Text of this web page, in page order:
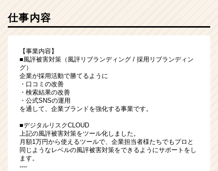
仕事内容
【事業内容】
■風評被害対策（風評リブランディング / 採用リブランディン
グ）
企業が採用活動で勝てるように
・口コミの改善
・検索結果の改善
・公式SNSの運用
を通して、企業ブランドを強化する事業です。
■デジタルリスクCLOUD
上記の風評被害対策をツール化しました。
月額1万円から使えるツールで、企業担当者様たちでもプロと
同じようなレベルの風評被害対策をできるようにサポートをし
ます。
----